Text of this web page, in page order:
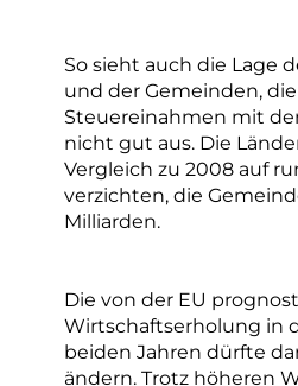
So sieht auch die Lage
und der Gemeinden,
Steuereinahmen mit
nicht gut aus. Die
Vergleich zu 2008 auf
verzichten, die
Milliarden.
Die von der EU
Wirtschaftserholung in
beiden Jahren dürfte
ändern. Trotz höheren